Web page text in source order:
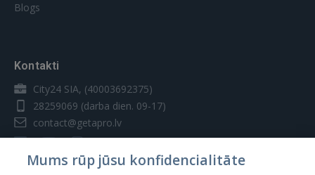
Blogs
Kontakti
City24 SIA, (40003692375)
28259069 (darba dien. 09-17)
contact@getapro.lv
Mums rūp jūsu konfidencialitāte